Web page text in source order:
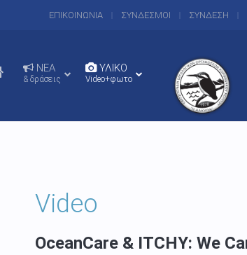
ΕΠΙΚΟΙΝΩΝΙΑ ΣΥΝΔΕΣΜΟΙ ΣΥΝΔΕΣΗ
NEA
& δράσεις
ΥΛΙΚΟ
Video+φωτο
Video
OceanCare & ITCHY: We